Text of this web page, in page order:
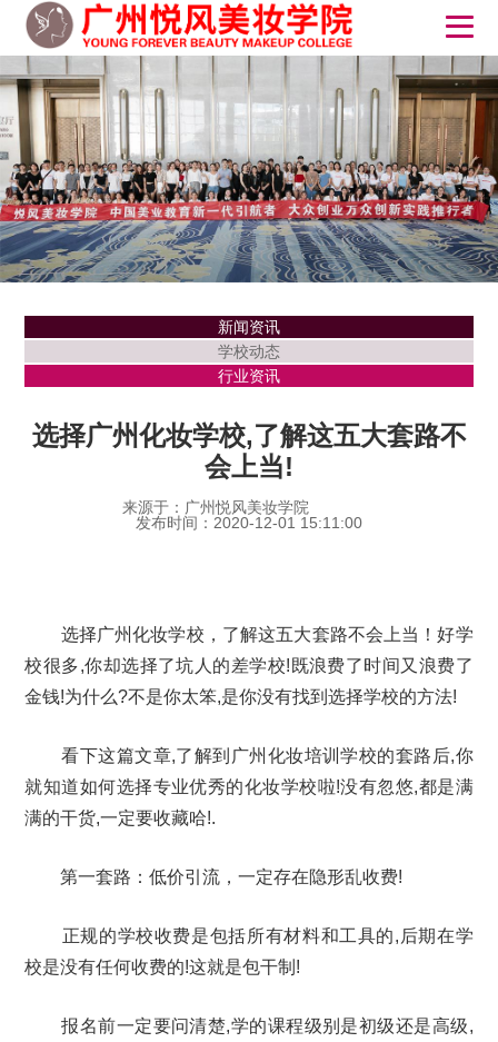
新闻资讯
学校动态
行业资讯
选择广州化妆学校,了解这五大套路不
会上当!
来源于：广州悦风美妆学院
发布时间：2020-12-01 15:11:00
选择广州化妆学校，了解这五大套路不会上当！好学
校很多,你却选择了坑人的差学校!既浪费了时间又浪费了
金钱!为什么?不是你太笨,是你没有找到选择学校的方法!
看下这篇文章,了解到 广州 化妆培训学校的套路后,你
就知道如何选择专业优秀的化妆学校啦!没有忽悠,都是满
满的干货,一定要收藏哈!.
第一套路：低价引流，一定存在隐形乱收费!
正规的学校收费是包括所有材料和工具的,后期在学
校是没有任何收费的!这就是包干制!
报名前一定要问清楚,学的课程级别是初级还是高级,